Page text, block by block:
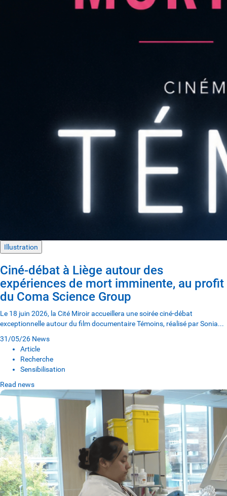
Illustration
Ciné-débat à Liège autour des
expériences de mort imminente, au profit
du Coma Science Group
Le 18 juin 2026, la Cité Miroir accueillera une soirée ciné-débat
exceptionnelle autour du film documentaire Témoins, réalisé par Sonia...
31/05/26 News
Article
Recherche
Sensibilisation
Read news